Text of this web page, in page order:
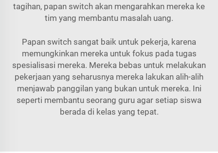
tagihan, papan switch akan mengarahkan mereka ke
tim yang membantu masalah uang.
Papan switch sangat baik untuk pekerja, karena
memungkinkan mereka untuk fokus pada tugas
spesialisasi mereka. Mereka bebas untuk melakukan
pekerjaan yang seharusnya mereka lakukan alih-alih
menjawab panggilan yang bukan untuk mereka. Ini
seperti membantu seorang guru agar setiap siswa
berada di kelas yang tepat.